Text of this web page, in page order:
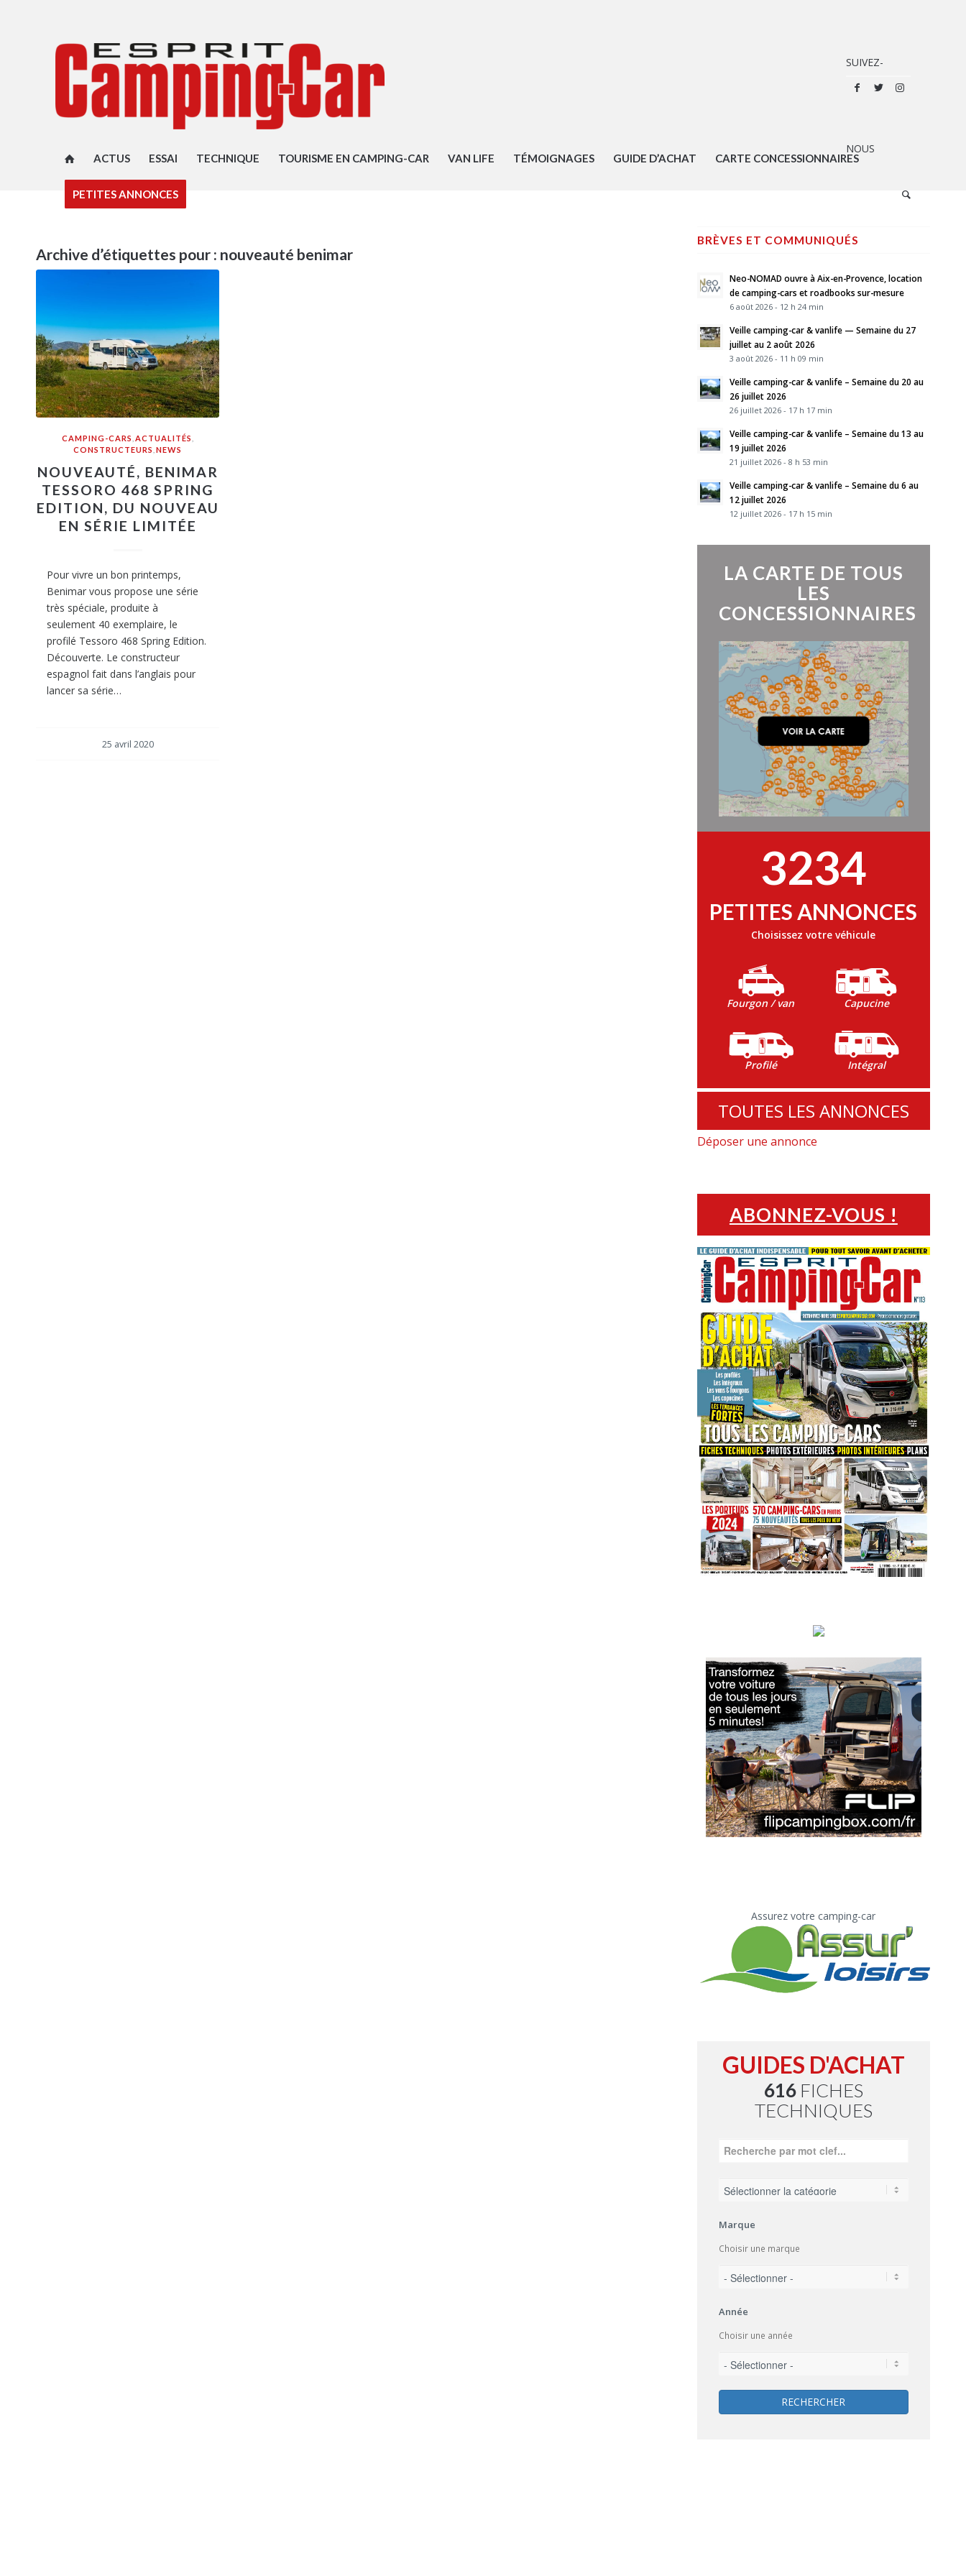
ACTUS ESSAI TECHNIQUE TOURISME EN CAMPING-CAR VAN LIFE TÉMOIGNAGES GUIDE D’ACHAT CARTE CONCESSIONNAIRES
PETITES ANNONCES
Archive d’étiquettes pour : nouveauté benimar
CAMPING-CARS ,ACTUALITÉS
CONSTRUCTEURS ,NEWS
NOUVEAUTÉ, BENIMAR
TESSORO 468 SPRING
EDITION, DU NOUVEAU
EN SÉRIE LIMITÉE
Pour vivre un bon printemps,
Benimar vous propose une série
très spéciale, produite à
seulement 40 exemplaire, le
profilé Tessoro 468 Spring Edition.
Découverte. Le constructeur
espagnol fait dans l’anglais pour
lancer sa série…
25 avril 2020
BRÈVES ET COMMUNIQUÉS
Neo-NOMAD ouvre à Aix-en-Provence, location
de camping-cars et roadbooks sur-mesure
6 août 2026 - 12 h 24 min
Veille camping-car & vanlife — Semaine du 27
juillet au 2 août 2026
3 août 2026 - 11 h 09 min
Veille camping-car & vanlife – Semaine du 20 au
26 juillet 2026
26 juillet 2026 - 17 h 17 min
Veille camping-car & vanlife – Semaine du 13 au
19 juillet 2026
21 juillet 2026 - 8 h 53 min
Veille camping-car & vanlife – Semaine du 6 au
12 juillet 2026
12 juillet 2026 - 17 h 15 min
LA CARTE DE TOUS
LES
CONCESSIONNAIRES
3234
PETITES ANNONCES
Choisissez votre véhicule
Fourgon / van Capucine
Profilé Intégral
TOUTES LES ANNONCES
Déposer une annonce
ABONNEZ-VOUS !
Assurez votre camping-car
GUIDES D'ACHAT
616FICHES
TECHNIQUES
Marque
Choisir une marque
Année
Choisir une année
RECHERCHER